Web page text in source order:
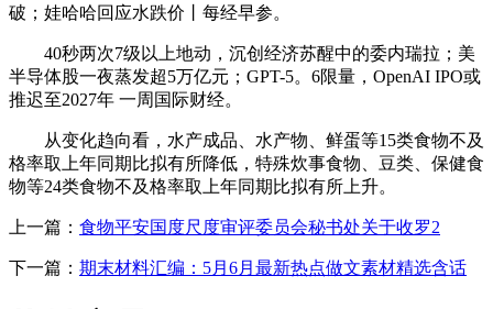
破；娃哈哈回应水跌价丨每经早参。
40秒两次7级以上地动，沉创经济苏醒中的委内瑞拉；美
半导体股一夜蒸发超5万亿元；GPT-5。6限量，OpenAI IPO或
推迟至2027年 一周国际财经。
从变化趋向看，水产成品、水产物、鲜蛋等15类食物不及
格率取上年同期比拟有所降低，特殊炊事食物、豆类、保健食
物等24类食物不及格率取上年同期比拟有所上升。
上一篇： 食物平安国度尺度审评委员会秘书处关于收罗2
下一篇： 期末材料汇编：5月6月最新热点做文素材精选含话